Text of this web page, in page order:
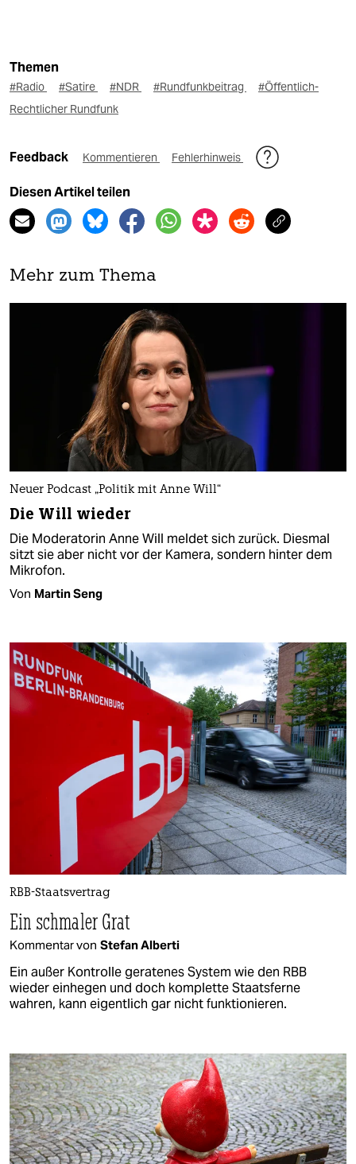
Themen
#Radio #Satire #NDR #Rundfunkbeitrag
#Öffentlich-
Rechtlicher Rundfunk
Feedback Kommentieren Fehlerhinweis
Diesen Artikel teilen
Mehr zum Thema
Neuer Podcast „Politik mit Anne Will“
Die Will wieder
Die Moderatorin Anne Will meldet sich zurück. Diesmal
sitzt sie aber nicht vor der Kamera, sondern hinter dem
Mikrofon.
Von Martin Seng
RBB-Staatsvertrag
Ein schmaler Grat
Kommentar von Stefan Alberti
Ein außer Kontrolle geratenes System wie den RBB
wieder einhegen und doch komplette Staatsferne
wahren, kann eigentlich gar nicht funktionieren.